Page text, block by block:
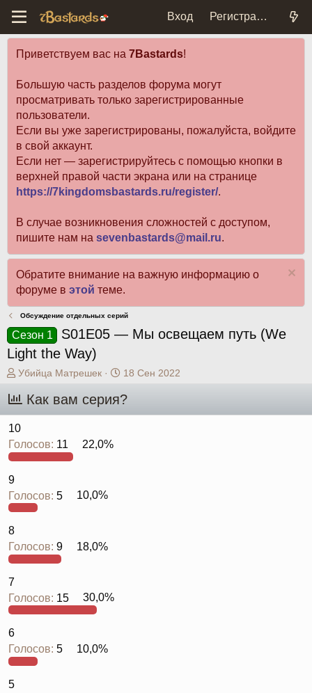
Вход Регистрация
Приветствуем вас на 7Bastards!
Большую часть разделов форума могут
просматривать только зарегистрированные
пользователи.
Если вы уже зарегистрированы, пожалуйста, войдите
в свой аккаунт.
Если нет — зарегистрируйтесь с помощью кнопки в
верхней правой части экрана или на странице
https://7kingdomsbastards.ru/register/.
В случае возникновения сложностей с доступом,
пишите нам на sevenbastards@mail.ru.
Обратите внимание на важную информацию о
форуме в этой теме.
Обсуждение отдельных серий
Сезон 1
S01E05 — Мы освещаем путь (We
Light the Way)
А
р
е
м
Убийца Матрешек
Д
т
18 Сен 2022
Как вам серия?
10
Голосов: 11 22,0%
9
Голосов: 5 10,0%
8
Голосов: 9 18,0%
7
Голосов: 15 30,0%
6
Голосов: 5 10,0%
5